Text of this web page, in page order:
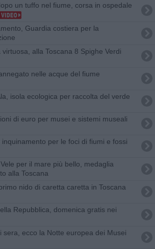
un tuffo nel fiume, corsa in ospedale
Guardia costiera per la
virtuosa, alla Toscana 8 Spighe Verdi
nelle acque del fiume
isola ecologica per raccolta del verde
di euro per musei e sistemi museali
inquinamento per le foci di fiumi e fossi
per il mare più bello, medaglia
alla Toscana
nido di caretta caretta in Toscana
Repubblica, domenica gratis nei
sera, ecco la Notte europea dei Musei